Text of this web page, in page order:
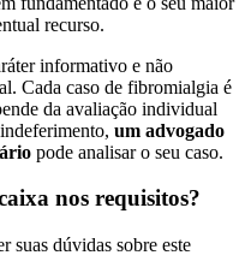
recurso.
informativo e não
Cada caso de fibromialgia é
da avaliação individual
um advogado
pode analisar o seu caso.
nos requisitos?
suas dúvidas sobre este